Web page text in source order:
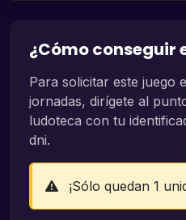
¿Cómo conseguir
Para solicitar este juego
jornadas, dirígete al
ludoteca con tu
dni.
¡Sólo quedan 1